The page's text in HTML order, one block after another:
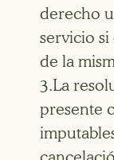
derecho
servicio si
de la
3.La
presente